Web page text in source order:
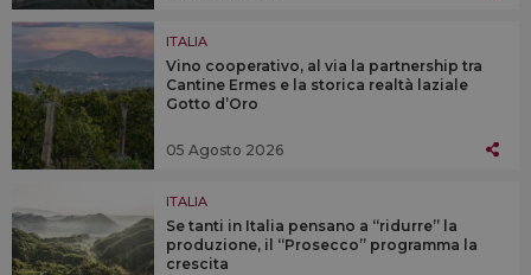
ITALIA
Vino cooperativo, al via la partnership tra
Cantine Ermes e la storica realtà laziale
Gotto d’Oro
05 Agosto 2026
ITALIA
Se tanti in Italia pensano a “ridurre” la
produzione, il “Prosecco” programma la
crescita